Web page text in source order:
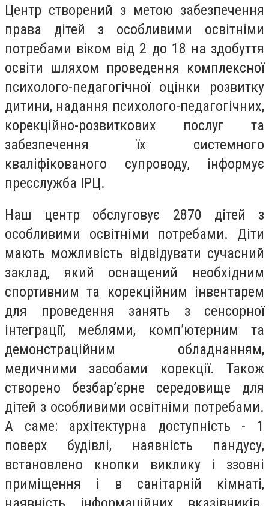
Центр створений з метою забезпечення
права дітей з особливими освітніми
потребами віком від 2 до 18 на здобуття
освіти шляхом проведення комплексної
психолого-педагогічної оцінки розвитку
дитини, надання психолого-педагогічних,
корекційно-розвиткових послуг та
забезпечення їх системного
кваліфікованого супроводу, інформує
пресслужба ІРЦ.
Наш центр обслуговує 2870 дітей з
особливими освітніми потребами. Діти
мають можливість відвідувати сучасний
заклад, який оснащений необхідним
спортивним та корекційним інвентарем
для проведення занять з сенсорної
інтеграції, меблями, комп’ютерним та
демонстраційним обладнанням,
медичними засобами корекції. Також
створено безбар’єрне середовище для
дітей з особливими освітніми потребами.
А саме: архітектурна доступність - 1
поверх будівлі, наявність пандусу,
встановлено кнопки виклику і ззовні
приміщення і в санітарній кімнаті,